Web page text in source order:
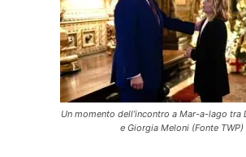
Un momento dell’incontro a Mar-a-lago tra
e Giorgia Meloni (Fonte TWP)